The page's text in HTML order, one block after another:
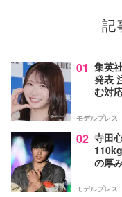
記
01 集英
発表
む対
モデルプレス
02 寺田
の厚
モデルプレス